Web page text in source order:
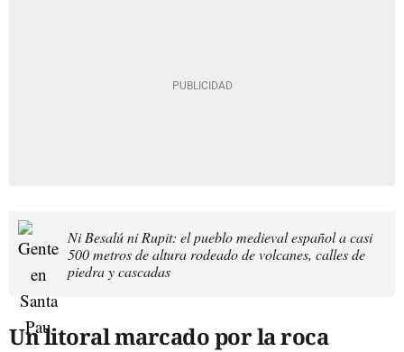
Ni Besalú ni Rupit: el pueblo medieval español a casi
500 metros de altura rodeado de volcanes, calles de
piedra y cascadas
Un litoral marcado por la roca